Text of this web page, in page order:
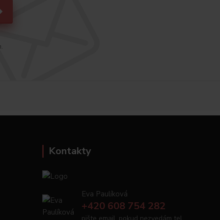
Kontakty
Eva Paulíková
+420 608 754 282